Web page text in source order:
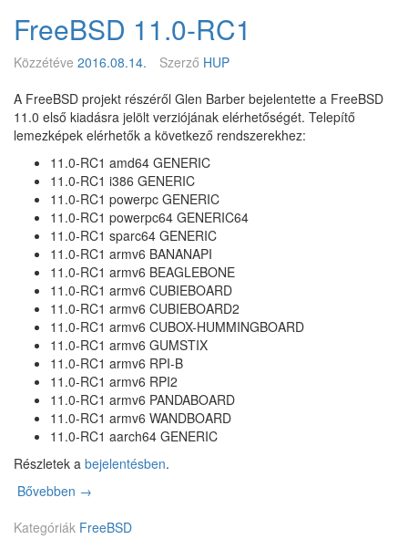
z
O
e
B
S
D
-
b
ő
l
1
5
4
e
p
i
ó
d
–
M
y
t
h
s
,
P
i
’
s
&
F
e
a
u
e
FreeBSD 11.0-RC1
Közzétéve 2016.08.14. Szerző HUP
A FreeBSD projekt részéről Glen Barber bejelentette a FreeBSD
11.0 első kiadásra jelölt verziójának elérhetőségét. Telepítő
lemezképek elérhetők a következő rendszerekhez:
11.0-RC1 amd64 GENERIC
11.0-RC1 i386 GENERIC
11.0-RC1 powerpc GENERIC
11.0-RC1 powerpc64 GENERIC64
11.0-RC1 sparc64 GENERIC
11.0-RC1 armv6 BANANAPI
11.0-RC1 armv6 BEAGLEBONE
11.0-RC1 armv6 CUBIEBOARD
11.0-RC1 armv6 CUBIEBOARD2
11.0-RC1 armv6 CUBOX-HUMMINGBOARD
11.0-RC1 armv6 GUMSTIX
11.0-RC1 armv6 RPI-B
11.0-RC1 armv6 RPI2
11.0-RC1 armv6 PANDABOARD
11.0-RC1 armv6 WANDBOARD
11.0-RC1 aarch64 GENERIC
Részletek a bejelentésben.
Bővebben F
e
→
Kategóriák FreeBSD